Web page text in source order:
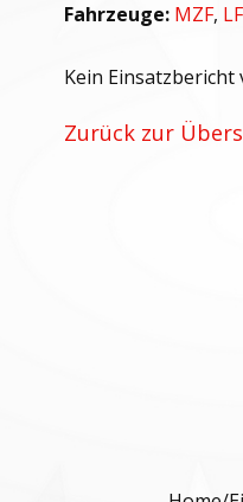
Fahrzeuge: MZF,
Kein Einsatzbericht
Zurück zur